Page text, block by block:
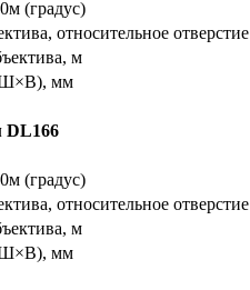
(градус)
относительное отверстие
м
мм
DL166
(градус)
относительное отверстие
м
мм